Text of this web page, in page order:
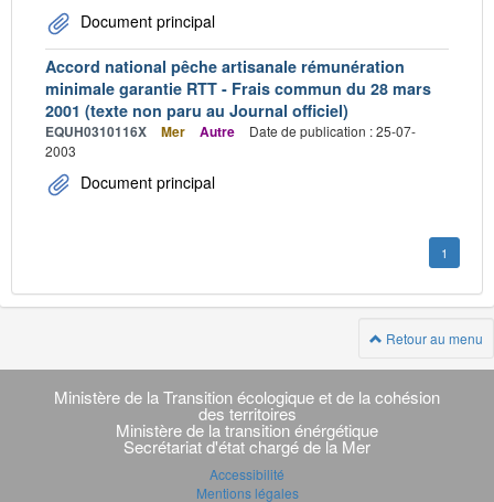
Document principal
Accord national pêche artisanale rémunération
minimale garantie RTT - Frais commun du 28 mars
2001 (texte non paru au Journal officiel)
EQUH0310116X Mer Autre
Date de publication : 25-07-
2003
Document principal
1
Retour au menu
Navigation
transverse
Ministère de la Transition écologique et de la cohésion
des territoires
Ministère de la transition énérgétique
Secrétariat d'état chargé de la Mer
Accessibilité
Mentions légales